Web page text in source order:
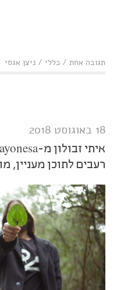
תגובה אחת / כללי / ניצן אגסי
18 באוגוסט 2018
רעבים לתוכן מעניין,